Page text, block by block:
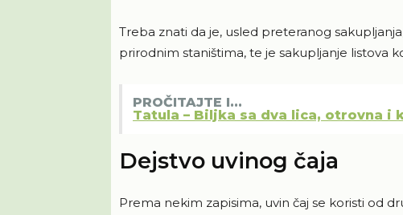
Treba znati da je, usled preteranog
prirodnim staništima, te je sakupljanje listova
PROČITAJTE I...
Tatula – Biljka sa dva lica, otrovna i
Dejstvo uvinog čaja
Prema nekim zapisima, uvin čaj se koristi od